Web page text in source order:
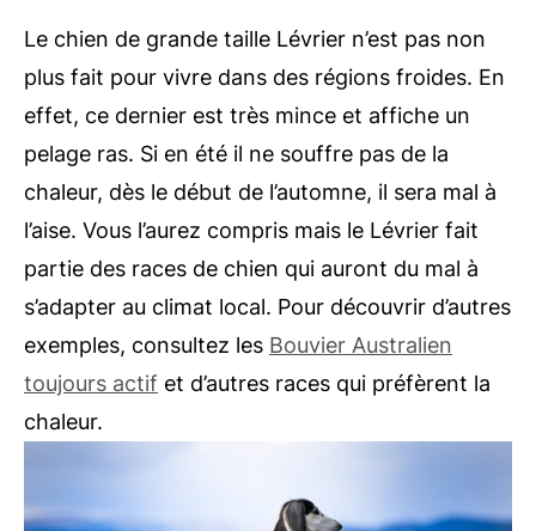
Le chien de grande taille Lévrier n’est pas non
plus fait pour vivre dans des régions froides. En
effet, ce dernier est très mince et affiche un
pelage ras. Si en été il ne souffre pas de la
chaleur, dès le début de l’automne, il sera mal à
l’aise. Vous l’aurez compris mais le Lévrier fait
partie des races de chien qui auront du mal à
s’adapter au climat local. Pour découvrir d’autres
exemples, consultez les Bouvier Australien
toujours actif et d’autres races qui préfèrent la
chaleur.